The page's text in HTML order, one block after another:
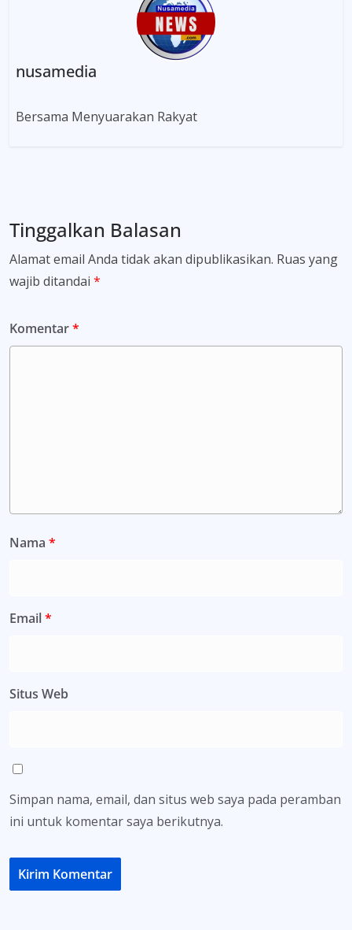
nusamedia
Bersama Menyuarakan Rakyat
Tinggalkan Balasan
Alamat email Anda tidak akan dipublikasikan. Ruas yang
wajib ditandai *
Komentar*
Nama *
Email*
Situs Web
Simpan nama, email, dan situs web saya pada peramban
ini untuk komentar saya berikutnya.